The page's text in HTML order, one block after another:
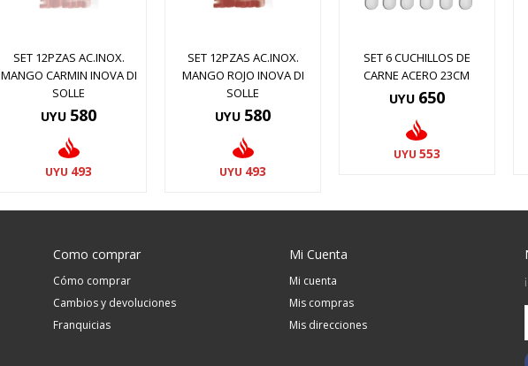
SET 12PZAS AC.INOX.
MANGO CARMIN INOVA DI
SOLLE
UYU 580
UYU 493
SET 12PZAS AC.INOX.
MANGO ROJO INOVA DI
SOLLE
UYU 580
UYU 493
SET 6 CUCHILLOS DE
CARNE ACERO 23CM
UYU 650
UYU 553
Como comprar
Cómo comprar
Cambios y devoluciones
Franquicias
Mi Cuenta
Mi cuenta
Mis compras
Mis direcciones